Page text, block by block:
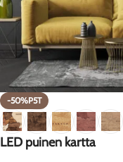
-50%P5T
LED puinen kartta